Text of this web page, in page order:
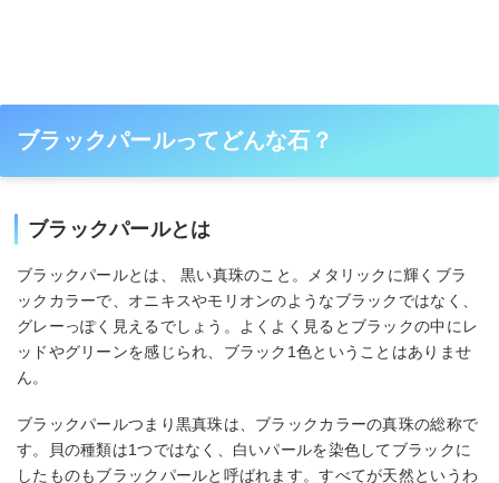
ブラックパールってどんな石？
ブラックパールとは
ブラックパールとは、 黒い真珠のこと。メタリックに輝くブラ
ックカラーで、オニキスやモリオンのようなブラックではなく、
グレーっぽく見えるでしょう。よくよく見るとブラックの中にレ
ッドやグリーンを感じられ、ブラック1色ということはありませ
ん。
ブラックパールつまり黒真珠は、ブラックカラーの真珠の総称で
す。貝の種類は1つではなく、白いパールを染色してブラックに
したものもブラックパールと呼ばれます。すべてが天然というわ